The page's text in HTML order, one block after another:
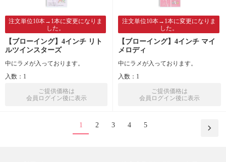
注文単位10本→1本に変更になりま
した。
【ブローイング】4インチ リト
ルツインスターズ
中にラメが入っております。
入数：1
ご提供価格は
会員ログイン後に表示
注文単位10本→1本に変更になりま
した。
【ブローイング】4インチ マイ
メロディ
中にラメが入っております。
入数：1
ご提供価格は
会員ログイン後に表示
1 2 3 4 5